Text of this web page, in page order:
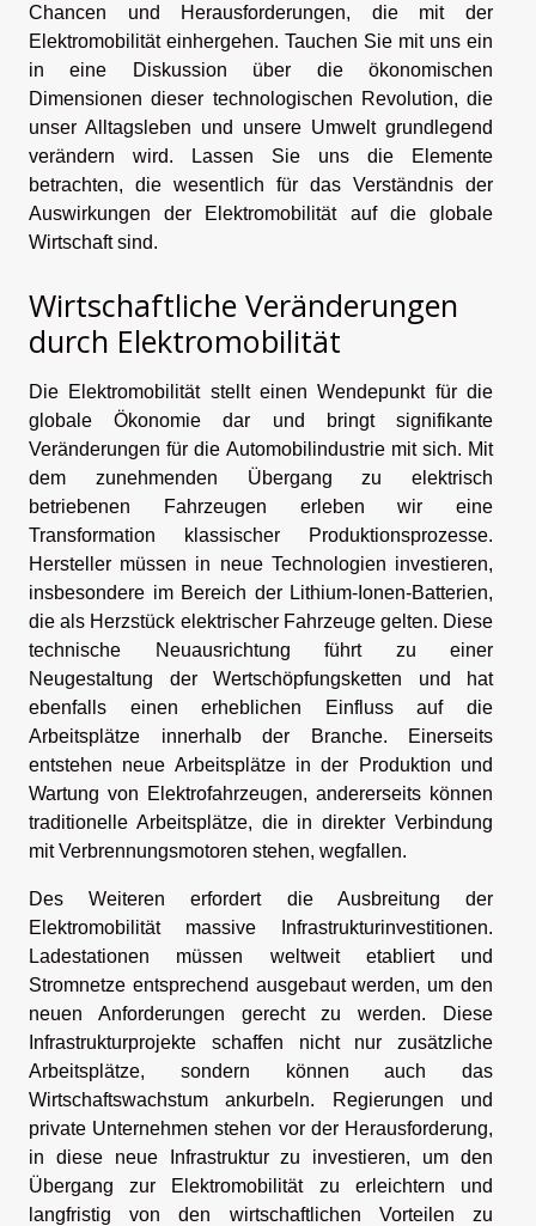
Chancen und Herausforderungen, die mit der
Elektromobilität einhergehen. Tauchen Sie mit uns ein
in eine Diskussion über die ökonomischen
Dimensionen dieser technologischen Revolution, die
unser Alltagsleben und unsere Umwelt grundlegend
verändern wird. Lassen Sie uns die Elemente
betrachten, die wesentlich für das Verständnis der
Auswirkungen der Elektromobilität auf die globale
Wirtschaft sind.
Wirtschaftliche Veränderungen
durch Elektromobilität
Die Elektromobilität stellt einen Wendepunkt für die
globale Ökonomie dar und bringt signifikante
Veränderungen für die Automobilindustrie mit sich. Mit
dem zunehmenden Übergang zu elektrisch
betriebenen Fahrzeugen erleben wir eine
Transformation klassischer Produktionsprozesse.
Hersteller müssen in neue Technologien investieren,
insbesondere im Bereich der Lithium-Ionen-Batterien,
die als Herzstück elektrischer Fahrzeuge gelten. Diese
technische Neuausrichtung führt zu einer
Neugestaltung der Wertschöpfungsketten und hat
ebenfalls einen erheblichen Einfluss auf die
Arbeitsplätze innerhalb der Branche. Einerseits
entstehen neue Arbeitsplätze in der Produktion und
Wartung von Elektrofahrzeugen, andererseits können
traditionelle Arbeitsplätze, die in direkter Verbindung
mit Verbrennungsmotoren stehen, wegfallen.
Des Weiteren erfordert die Ausbreitung der
Elektromobilität massive Infrastrukturinvestitionen.
Ladestationen müssen weltweit etabliert und
Stromnetze entsprechend ausgebaut werden, um den
neuen Anforderungen gerecht zu werden. Diese
Infrastrukturprojekte schaffen nicht nur zusätzliche
Arbeitsplätze, sondern können auch das
Wirtschaftswachstum ankurbeln. Regierungen und
private Unternehmen stehen vor der Herausforderung,
in diese neue Infrastruktur zu investieren, um den
Übergang zur Elektromobilität zu erleichtern und
langfristig von den wirtschaftlichen Vorteilen zu